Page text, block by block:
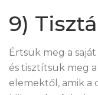
9)
Értsük meg a
és tisztítsuk meg
elemektől, amik a